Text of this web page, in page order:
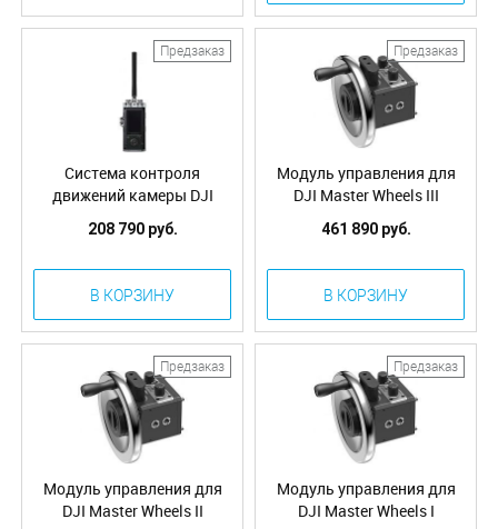
Предзаказ
Система контроля
движений камеры DJI
Force Pro
208 790 руб.
В КОРЗИНУ
Предзаказ
Модуль управления для
DJI Master Wheels III
461 890 руб.
В КОРЗИНУ
Предзаказ
Модуль управления для
DJI Master Wheels II
Предзаказ
Модуль управления для
DJI Master Wheels I